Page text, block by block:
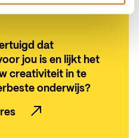
dat
jou is en lijkt het
creativiteit in te
onderwijs?